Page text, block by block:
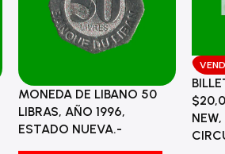
MONEDA DE LIBANO 50
LIBRAS, AÑO 1996,
ESTADO NUEVA.-